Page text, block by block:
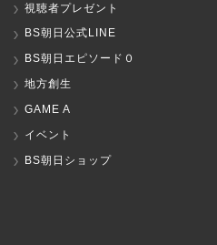
視聴者プレゼント
BS朝日公式LINE
BS朝日エピソード０
地方創生
GAME A
イベント
BS朝日ショップ